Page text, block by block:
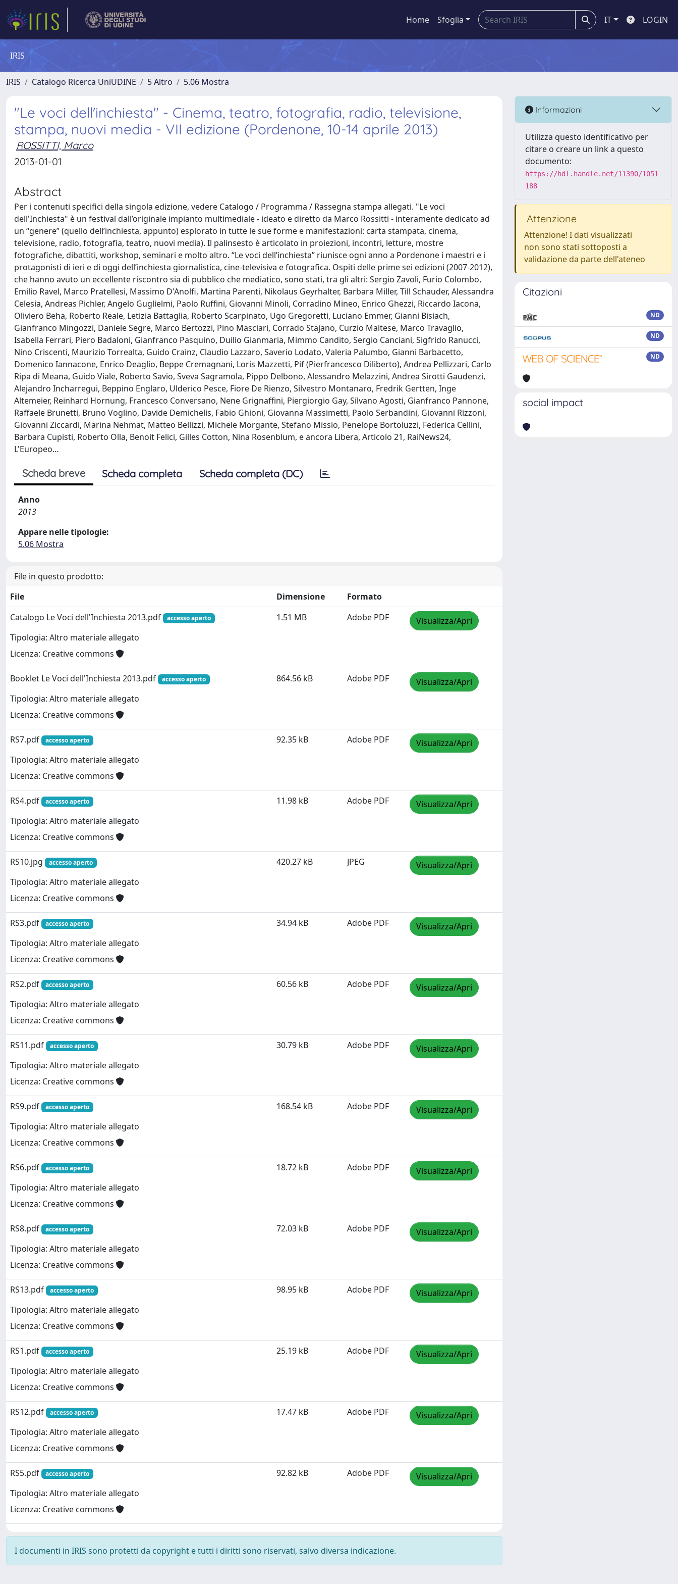
Home Sfoglia IT LOGIN
IRIS
IRIS Catalogo Ricerca UniUDINE 5 Altro 5.06 Mostra
"Le voci dell'inchiesta" - Cinema, teatro, fotografia, radio, televisione,
stampa, nuovi media - VII edizione (Pordenone, 10-14 aprile 2013)
ROSSITTI, Marco
2013-01-01
Abstract
Per i contenuti specifici della singola edizione, vedere Catalogo / Programma / Rassegna stampa allegati. "Le voci
dell'Inchiesta" è un festival dall’originale impianto multimediale - ideato e diretto da Marco Rossitti - interamente dedicato ad
un “genere” (quello dell’inchiesta, appunto) esplorato in tutte le sue forme e manifestazioni: carta stampata, cinema,
televisione, radio, fotografia, teatro, nuovi media). Il palinsesto è articolato in proiezioni, incontri, letture, mostre
fotografiche, dibattiti, workshop, seminari e molto altro. “Le voci dell’inchiesta” riunisce ogni anno a Pordenone i maestri e i
protagonisti di ieri e di oggi dell’inchiesta giornalistica, cine-televisiva e fotografica. Ospiti delle prime sei edizioni (2007-2012),
che hanno avuto un eccellente riscontro sia di pubblico che mediatico, sono stati, tra gli altri: Sergio Zavoli, Furio Colombo,
Emilio Ravel, Marco Pratellesi, Massimo D'Anolfi, Martina Parenti, Nikolaus Geyrhalter, Barbara Miller, Till Schauder, Alessandra
Celesia, Andreas Pichler, Angelo Guglielmi, Paolo Ruffini, Giovanni Minoli, Corradino Mineo, Enrico Ghezzi, Riccardo Iacona,
Oliviero Beha, Roberto Reale, Letizia Battaglia, Roberto Scarpinato, Ugo Gregoretti, Luciano Emmer, Gianni Bisiach,
Gianfranco Mingozzi, Daniele Segre, Marco Bertozzi, Pino Masciari, Corrado Stajano, Curzio Maltese, Marco Travaglio,
Isabella Ferrari, Piero Badaloni, Gianfranco Pasquino, Duilio Gianmaria, Mimmo Candito, Sergio Canciani, Sigfrido Ranucci,
Nino Criscenti, Maurizio Torrealta, Guido Crainz, Claudio Lazzaro, Saverio Lodato, Valeria Palumbo, Gianni Barbacetto,
Domenico Iannacone, Enrico Deaglio, Beppe Cremagnani, Loris Mazzetti, Pif (Pierfrancesco Diliberto), Andrea Pellizzari, Carlo
Ripa di Meana, Guido Viale, Roberto Savio, Sveva Sagramola, Pippo Delbono, Alessandro Melazzini, Andrea Sirotti Gaudenzi,
Alejandro Incharregui, Beppino Englaro, Ulderico Pesce, Fiore De Rienzo, Silvestro Montanaro, Fredrik Gertten, Inge
Altemeier, Reinhard Hornung, Francesco Conversano, Nene Grignaffini, Piergiorgio Gay, Silvano Agosti, Gianfranco Pannone,
Raffaele Brunetti, Bruno Voglino, Davide Demichelis, Fabio Ghioni, Giovanna Massimetti, Paolo Serbandini, Giovanni Rizzoni,
Giovanni Ziccardi, Marina Nehmat, Matteo Bellizzi, Michele Morgante, Stefano Missio, Penelope Bortoluzzi, Federica Cellini,
Barbara Cupisti, Roberto Olla, Benoit Felici, Gilles Cotton, Nina Rosenblum, e ancora Libera, Articolo 21, RaiNews24,
L'Europeo…
Scheda breve Scheda completa Scheda completa (DC)
Anno
2013
Appare nelle tipologie:
5.06 Mostra
File in questo prodotto:
File
Dimensione
Formato
Catalogo Le Voci dell'Inchiesta 2013.pdf
accesso aperto
Tipologia: Altro materiale allegato
Licenza: Creative commons
1.51 MB Adobe PDF Visualizza/Apri
Booklet Le Voci dell'Inchiesta 2013.pdf accesso aperto
Tipologia: Altro materiale allegato
Licenza: Creative commons
864.56 kB Adobe PDF Visualizza/Apri
RS7.pdf accesso aperto
Tipologia: Altro materiale allegato
Licenza: Creative commons
92.35 kB Adobe PDF Visualizza/Apri
RS4.pdf accesso aperto
Tipologia: Altro materiale allegato
Licenza: Creative commons
11.98 kB Adobe PDF Visualizza/Apri
RS10.jpg accesso aperto
Tipologia: Altro materiale allegato
Licenza: Creative commons
420.27 kB JPEG Visualizza/Apri
RS3.pdf accesso aperto
Tipologia: Altro materiale allegato
Licenza: Creative commons
34.94 kB Adobe PDF Visualizza/Apri
RS2.pdf accesso aperto
Tipologia: Altro materiale allegato
Licenza: Creative commons
60.56 kB Adobe PDF Visualizza/Apri
RS11.pdf accesso aperto
Tipologia: Altro materiale allegato
Licenza: Creative commons
30.79 kB Adobe PDF Visualizza/Apri
RS9.pdf accesso aperto
Tipologia: Altro materiale allegato
Licenza: Creative commons
168.54 kB Adobe PDF Visualizza/Apri
RS6.pdf accesso aperto
Tipologia: Altro materiale allegato
Licenza: Creative commons
18.72 kB Adobe PDF Visualizza/Apri
RS8.pdf accesso aperto
Tipologia: Altro materiale allegato
Licenza: Creative commons
72.03 kB Adobe PDF Visualizza/Apri
RS13.pdf accesso aperto
Tipologia: Altro materiale allegato
Licenza: Creative commons
98.95 kB Adobe PDF Visualizza/Apri
RS1.pdf accesso aperto
Tipologia: Altro materiale allegato
Licenza: Creative commons
25.19 kB Adobe PDF Visualizza/Apri
RS12.pdf accesso aperto
Tipologia: Altro materiale allegato
Licenza: Creative commons
17.47 kB Adobe PDF Visualizza/Apri
RS5.pdf accesso aperto
Tipologia: Altro materiale allegato
Licenza: Creative commons
92.82 kB Adobe PDF Visualizza/Apri
I documenti in IRIS sono protetti da copyright e tutti i diritti sono riservati, salvo diversa indicazione.
Informazioni
Utilizza questo identificativo per
citare o creare un link a questo
documento:
https://hdl.handle.net/11390/1051
188
Attenzione
Attenzione! I dati visualizzati
non sono stati sottoposti a
validazione da parte dell'ateneo
Citazioni
ND
ND
ND
social impact